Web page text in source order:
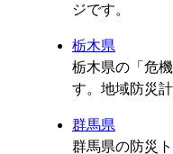
ジです。
栃木県
栃木県の「危
す。地域防災
群馬県
群馬県の防災